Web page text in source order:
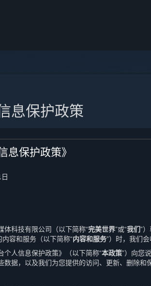
息保护政策
息保护政策》
体科技有限公司（以下简称“完美世界”或“我们”
内容和服务（以下简称“内容和服务”）时，我们
个人信息保护政策》（以下简称“本政策”）向您
数据，以及我们为您提供的访问、更新、删除和